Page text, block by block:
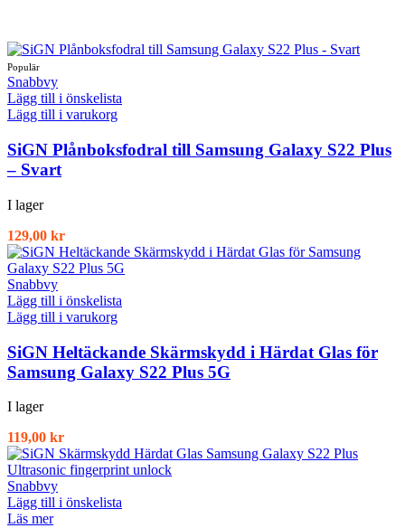
Snabbvy
Lägg till i önskelista
Lägg till i varukorg
SiGN Plånboksfodral till Samsung Galaxy S22 Plus
– Svart
I lager
129,00 kr
Snabbvy
Lägg till i önskelista
Lägg till i varukorg
SiGN Heltäckande Skärmskydd i Härdat Glas för
Samsung Galaxy S22 Plus 5G
I lager
119,00 kr
Snabbvy
Lägg till i önskelista
Läs mer